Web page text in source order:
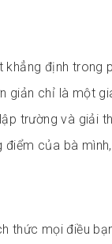
khẳng định trong
giản chỉ là một
trường và giải
của bà
thức mọi điều